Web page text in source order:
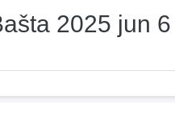
2025 jun 6